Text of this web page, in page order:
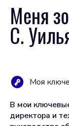
Меня
С.
Моя
В мои
директора и